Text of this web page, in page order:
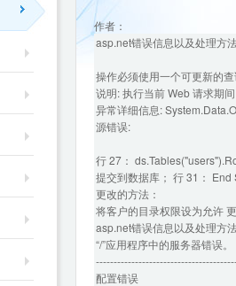
作者：
asp.net错误信息以及处理方
操作必须使用一个可更新的
说明: 执行当前 Web 请求期
异常详细信息:
源错误:
行 27：
提交到数据库； 行 31： End
更改的方法：
将客户的目录权限设为允许
asp.net错误信息以及处理方
“/”应用程序中的服务器错误。
配置错误